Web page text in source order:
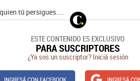
tú persigues....
ESTE CONTENIDO ES EXCLUSIVO
PARA SUSCRIPTORES
¿Ya sos un suscriptor? Iniciá sesión